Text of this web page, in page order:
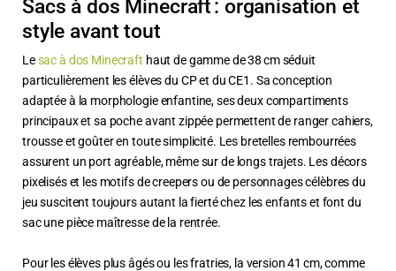
Sacs à dos Minecraft : organisation et
style avant tout
Lesac à dos Minecraft haut de gamme de 38 cm séduit
particulièrement les élèves du CP et du CE1. Sa conception
adaptée à la morphologie enfantine, ses deux compartiments
principaux et sa poche avant zippée permettent de ranger cahiers,
trousse et goûter en toute simplicité. Les bretelles rembourrées
assurent un port agréable, même sur de longs trajets. Les décors
pixelisés et les motifs de creepers ou de personnages célèbres du
jeu suscitent toujours autant la fierté chez les enfants et font du
sac une pièce maîtresse de la rentrée.
Pour les élèves plus âgés ou les fratries, la version 41 cm, comme